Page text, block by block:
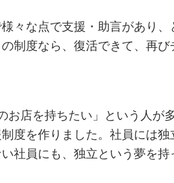
々な点で支援・助言があり、
制度なら、復活できて、再
店を持ちたい」という人が
度を作りました。社員には
社員にも、独立という夢を